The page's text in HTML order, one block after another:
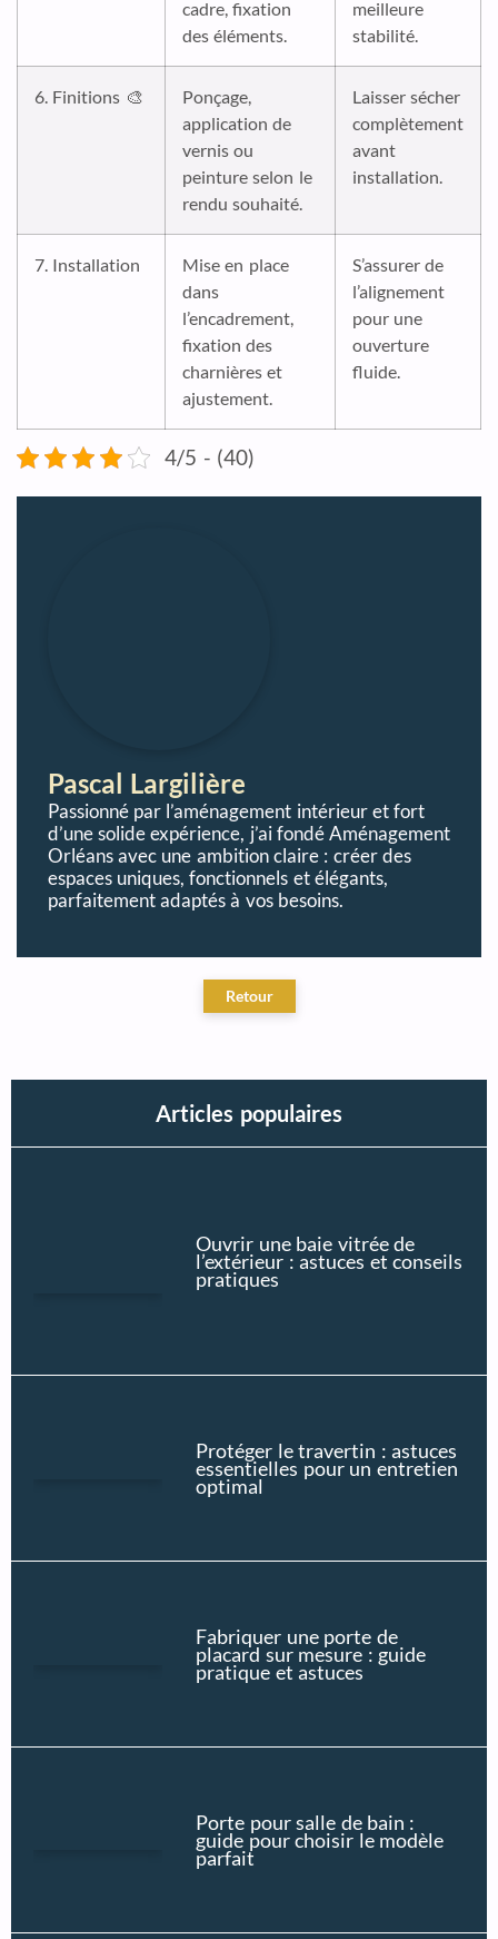
cadre, fixation
des éléments.
meilleure
stabilité.
6. Finitions 🎨
Ponçage,
application de
vernis ou
peinture selon le
rendu souhaité.
Laisser sécher
complètement
avant
installation.
7. Installation
Mise en place
dans
l’encadrement,
fixation des
charnières et
ajustement.
S’assurer de
l’alignement
pour une
ouverture
fluide.
4/5 - (40)
Pascal Largilière
Passionné par l’aménagement intérieur et fort
d’une solide expérience, j’ai fondé Aménagement
Orléans avec une ambition claire : créer des
espaces uniques, fonctionnels et élégants,
parfaitement adaptés à vos besoins.
Articles populaires
Ouvrir une baie vitrée de
l’extérieur : astuces et conseils
pratiques
Protéger le travertin : astuces
essentielles pour un entretien
optimal
Fabriquer une porte de
placard sur mesure : guide
pratique et astuces
Porte pour salle de bain :
guide pour choisir le modèle
parfait